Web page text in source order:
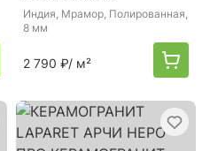
Индия, Мрамор, Полированная,
8 мм
2 790 ₽/ м²